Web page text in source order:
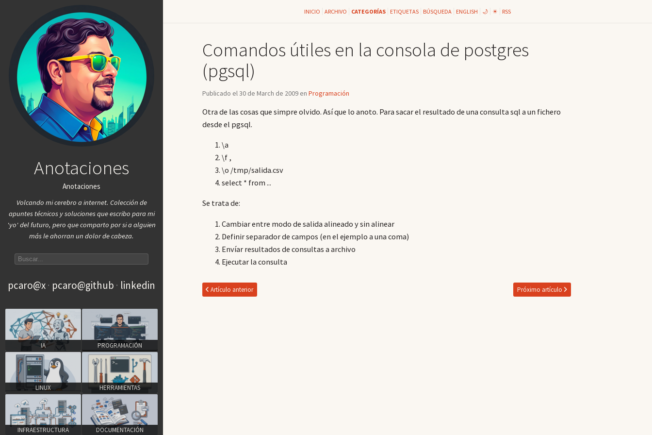
Anotaciones
Anotaciones
Volcando mi cerebro a internet. Colección de
apuntes técnicos y soluciones que escribo para mi
'yo' del futuro, pero que comparto por si a alguien
más le ahorran un dolor de cabeza.
Search articles
pcaro@x pcaro@github linkedin
IA PROGRAMACIÓN
LINUX HERRAMIENTAS
INFRAESTRUCTURA DOCUMENTACIÓN
INICIO ARCHIVO CATEGORÍAS ETIQUETAS BÚSQUEDA ENGLISH 🌙 ☀ RSS
Comandos útiles en la consola de postgres
(pgsql)
Publicado el 30 de March de 2009 en Programación
Otra de las cosas que simpre olvido. Así que lo anoto. Para sacar el resultado de una consulta sql a un fichero
desde el pgsql.
\a
\f ,
\o /tmp/salida.csv
select * from ...
Se trata de:
Cambiar entre modo de salida alineado y sin alinear
Definir separador de campos (en el ejemplo a una coma)
Envíar resultados de consultas a archivo
Ejecutar la consulta
Artículo anterior Próximo artículo